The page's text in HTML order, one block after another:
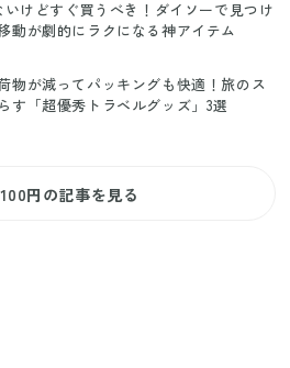
いけどすぐ買うべき！ダイソーで見つけ
動が劇的にラクになる神アイテム
物が減ってパッキングも快適！旅のス
す「超優秀トラベルグッズ」3選
円の記事を見る